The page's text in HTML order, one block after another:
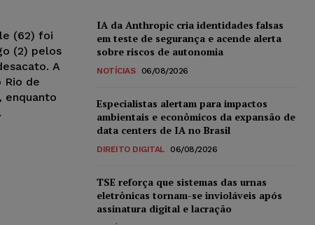
(62) foi
(2) pelos
A
Rio de
enquanto
IA da Anthropic cria identidades falsas
em teste de segurança e acende alerta
sobre riscos de autonomia
NOTÍCIAS 06/08/2026
Especialistas alertam para impactos
ambientais e econômicos da expansão de
data centers de IA no Brasil
DIREITO DIGITAL 06/08/2026
TSE reforça que sistemas das urnas
eletrônicas tornam-se invioláveis após
assinatura digital e lacração